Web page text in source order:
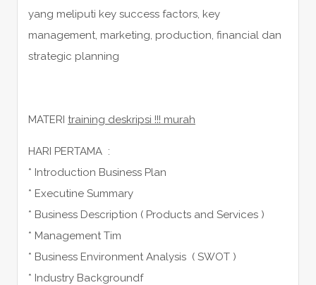
yang meliputi key success factors, key
management, marketing, production, financial dan
strategic planning
MATERI training deskripsi !!! murah
HARI PERTAMA :
* Introduction Business Plan
* Executine Summary
* Business Description ( Products and Services )
* Management Tim
* Business Environment Analysis ( SWOT )
* Industry Backgroundf